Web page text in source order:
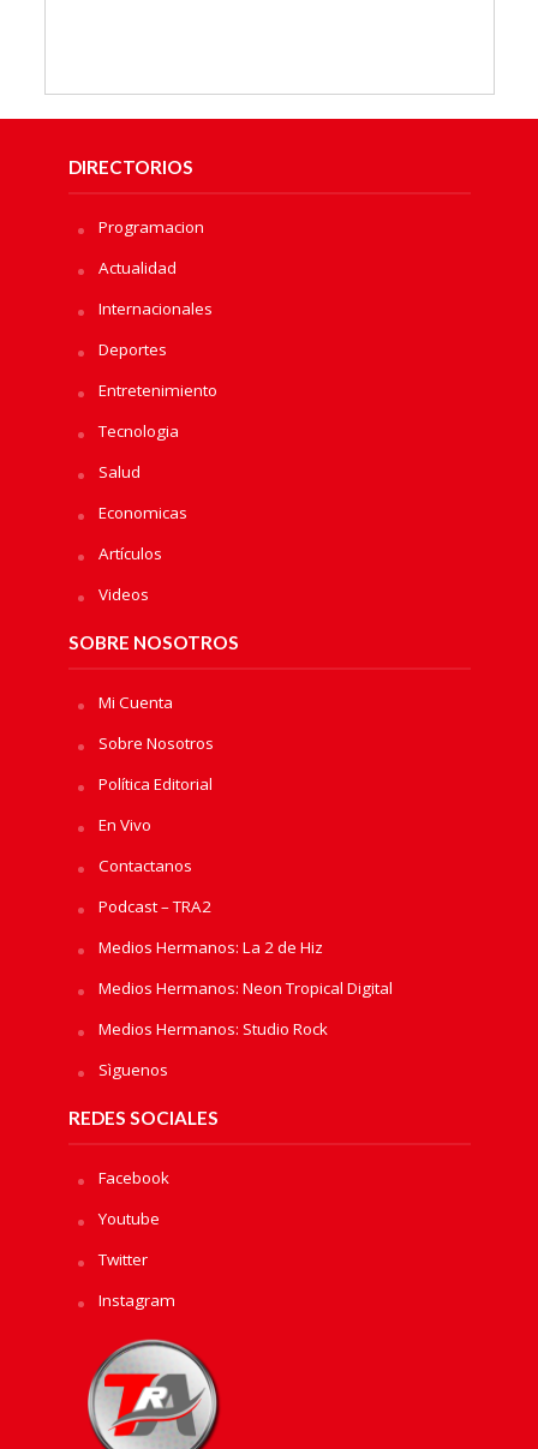
DIRECTORIOS
Programacion
Actualidad
Internacionales
Deportes
Entretenimiento
Tecnologia
Salud
Economicas
Artículos
Videos
SOBRE NOSOTROS
Mi Cuenta
Sobre Nosotros
Política Editorial
En Vivo
Contactanos
Podcast – TRA2
Medios Hermanos: La 2 de Hiz
Medios Hermanos: Neon Tropical Digital
Medios Hermanos: Studio Rock
Sìguenos
REDES SOCIALES
Facebook
Youtube
Twitter
Instagram